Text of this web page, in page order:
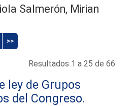
Salmerón, Mirian
>>
Resultados 1 a 25 de 66
ley de Grupos
del Congreso.